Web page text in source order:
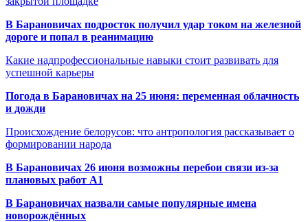
В Барановичах подросток получил удар током на железной
дороге и попал в реанимацию
Какие надпрофессиональные навыки стоит развивать для
успешной карьеры
Погода в Барановичах на 25 июня: переменная облачность
и дожди
Происхождение белорусов: что антропология рассказывает о
формировании народа
В Барановичах 26 июня возможны перебои связи из-за
плановых работ A1
В Барановичах назвали самые популярные имена
новорождённых